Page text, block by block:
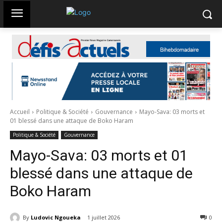
Accueil Politique & Société Gouvernance
Mayo-Sava: 03 morts et
01 blessé dans une attaque de Boko Haram
Politique & Société Gouvernance
Mayo-Sava: 03 morts et 01
blessé dans une attaque de
Boko Haram
By Ludovic Ngoueka 1 juillet 2026 0